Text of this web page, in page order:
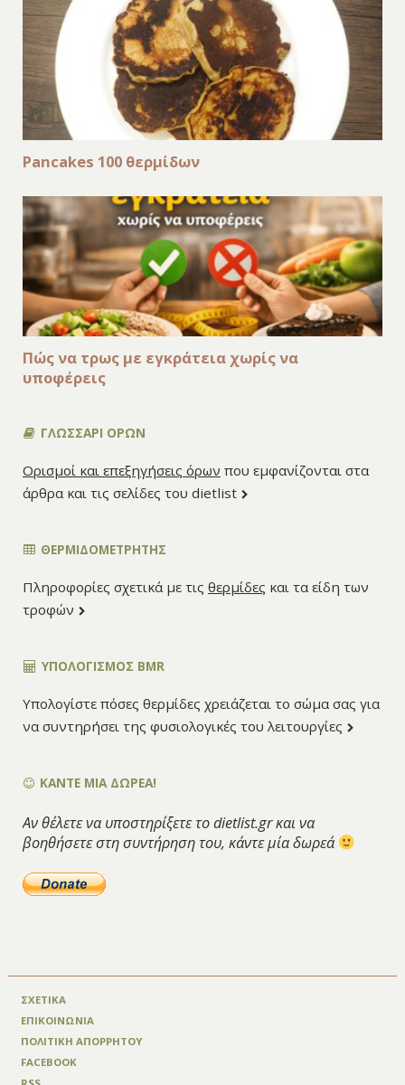
Pancakes 100 θερμίδων
Πώς να τρως με εγκράτεια χωρίς να
υποφέρεις
ΓΛΩΣΣΑΡΙ ΟΡΩΝ
Ορισμοί και επεξηγήσεις όρων που εμφανίζονται στα
άρθρα και τις σελίδες του dietlist
ΘΕΡΜΙΔΟΜΕΤΡΗΤΗΣ
Πληροφορίες σχετικά με τις θερμίδες και τα είδη των
τροφών
ΥΠΟΛΟΓΙΣΜΌΣ BMR
Υπολογίστε πόσες θερμίδες χρειάζεται το σώμα σας για
να συντηρήσει της φυσιολογικές του λειτουργίες
ΚΑΝΤΕ ΜΙΑ ΔΩΡΕΑ!
Αν θέλετε να υποστηρίξετε το dietlist.gr και να
βοηθήσετε στη συντήρηση του, κάντε μία δωρεά
ΣΧΕΤΙΚΑ
ΕΠΙΚΟΙΝΩΝΙΑ
ΠΟΛΙΤΙΚΗ ΑΠΟΡΡΗΤΟΥ
FACEBOOK